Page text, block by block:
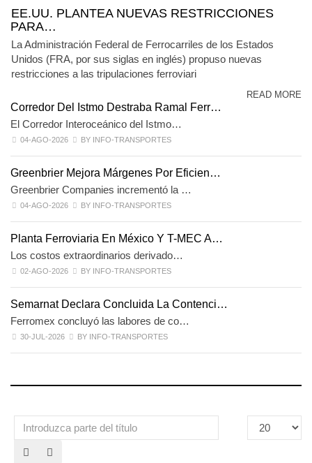
EE.UU. PLANTEA NUEVAS RESTRICCIONES
PARA…
La Administración Federal de Ferrocarriles de los Estados
Unidos (FRA, por sus siglas en inglés) propuso nuevas
restricciones a las tripulaciones ferroviari
READ MORE
Corredor Del Istmo Destraba Ramal Ferr…
El Corredor Interoceánico del Istmo…
04-AGO-2026 BY INFO-TRANSPORTES
Greenbrier Mejora Márgenes Por Eficien…
Greenbrier Companies incrementó la …
04-AGO-2026 BY INFO-TRANSPORTES
Planta Ferroviaria En México Y T-MEC A…
Los costos extraordinarios derivado…
02-AGO-2026 BY INFO-TRANSPORTES
Semarnat Declara Concluida La Contenci…
Ferromex concluyó las labores de co…
30-JUL-2026 BY INFO-TRANSPORTES
Introduzca
parte
del
Cantidad
a